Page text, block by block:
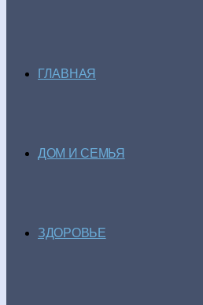
ГЛАВНАЯ
ДОМ И СЕМЬЯ
ЗДОРОВЬЕ